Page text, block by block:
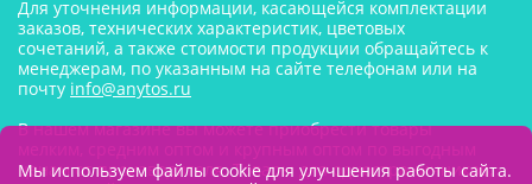
Для уточнения информации, касающейся комплектации
заказов, технических характеристик, цветовых
сочетаний, а также стоимости продукции обращайтесь к
менеджерам, по указанным на сайте телефонам или на
почту info@anytos.ru
В нашем магазине вы можете приобрести товары
ценам от производителя. Товары для одностраничников,
Мы используем файлы cookie для улучшения работы сайта.